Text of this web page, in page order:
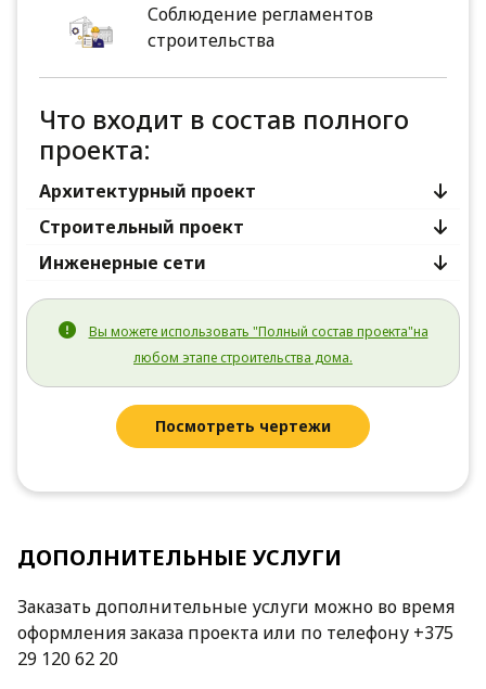
Соблюдение регламентов
строительства
Что входит в состав полного
проекта:
Архитектурный проект
Строительный проект
Инженерные сети
Вы можете использовать "Полный состав проекта"на
любом этапе строительства дома.
Посмотреть чертежи
ДОПОЛНИТЕЛЬНЫЕ УСЛУГИ
Заказать дополнительные услуги можно во время
оформления заказа проекта или по телефону +375
29 120 62 20